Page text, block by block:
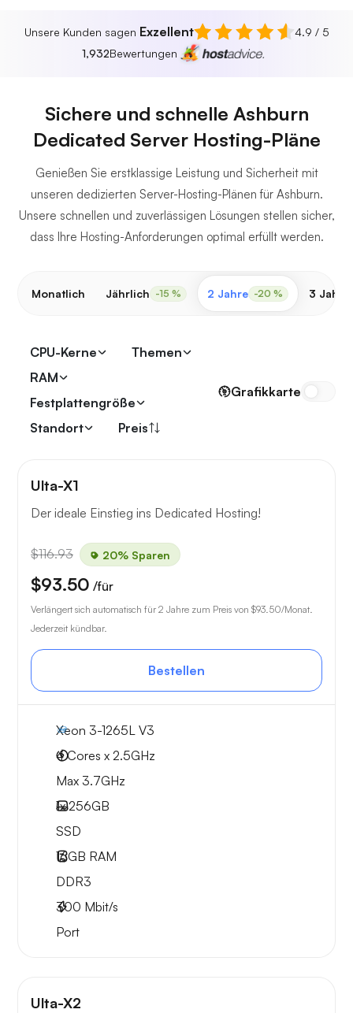
Unsere Kunden sagen Exzellent
4.9 / 5
1,932Bewertungen
Sichere und schnelle Ashburn
Dedicated Server Hosting-Pläne
Genießen Sie erstklassige Leistung und Sicherheit mit
unseren dedizierten Server-Hosting-Plänen für Ashburn.
Unsere schnellen und zuverlässigen Lösungen stellen sicher,
dass Ihre Hosting-Anforderungen optimal erfüllt werden.
Monatlich Jährlich -15 % 2 Jahre -20 % 3 Jahre
CPU-Kerne
Themen
RAM
Festplattengröße
Standort
Preis
Grafikkarte
Ulta-X1
Der ideale Einstieg ins Dedicated Hosting!
$116.93 20% Sparen
$93.50 /für
Verlängert sich automatisch für 2 Jahre zum Preis von $93.50/Monat.
Jederzeit kündbar.
Bestellen
Xeon 3-1265L V3
4 Cores x 2.5GHz
Max 3.7GHz
1x256GB
SSD
16GB RAM
DDR3
300 Mbit/s
Port
Ulta-X2